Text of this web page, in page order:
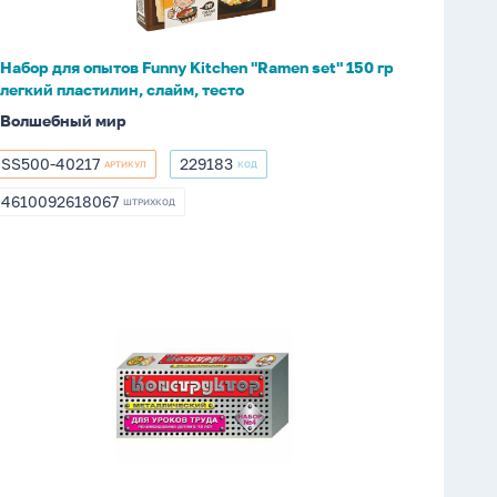
гр
легкий
пластилин,
слайм,
тесто
Набор для опытов Funny Kitchen "Ramen set" 150 гр
легкий пластилин, слайм, тесто
Волшебный мир
SS500-
40217
SS500-40217 АРТИКУЛ 229183
229183 КОД
4610092618067
4610092618067 ШТРИХКОД